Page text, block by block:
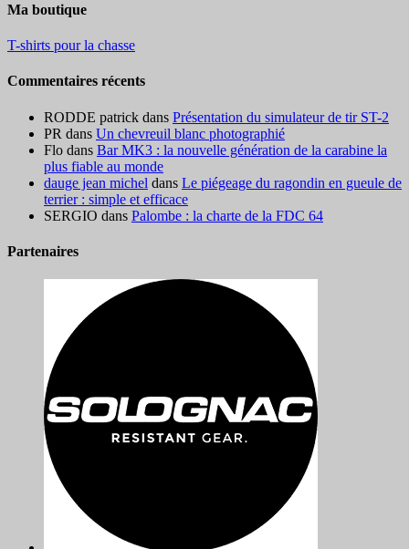
Ma boutique
T-shirts pour la chasse
Commentaires récents
RODDE patrick dans Présentation du simulateur de tir ST-2
PR dans Un chevreuil blanc photographié
Flo dans Bar MK3 : la nouvelle génération de la carabine la
plus fiable au monde
dauge jean michel dans Le piégeage du ragondin en gueule de
terrier : simple et efficace
SERGIO dans Palombe : la charte de la FDC 64
Partenaires